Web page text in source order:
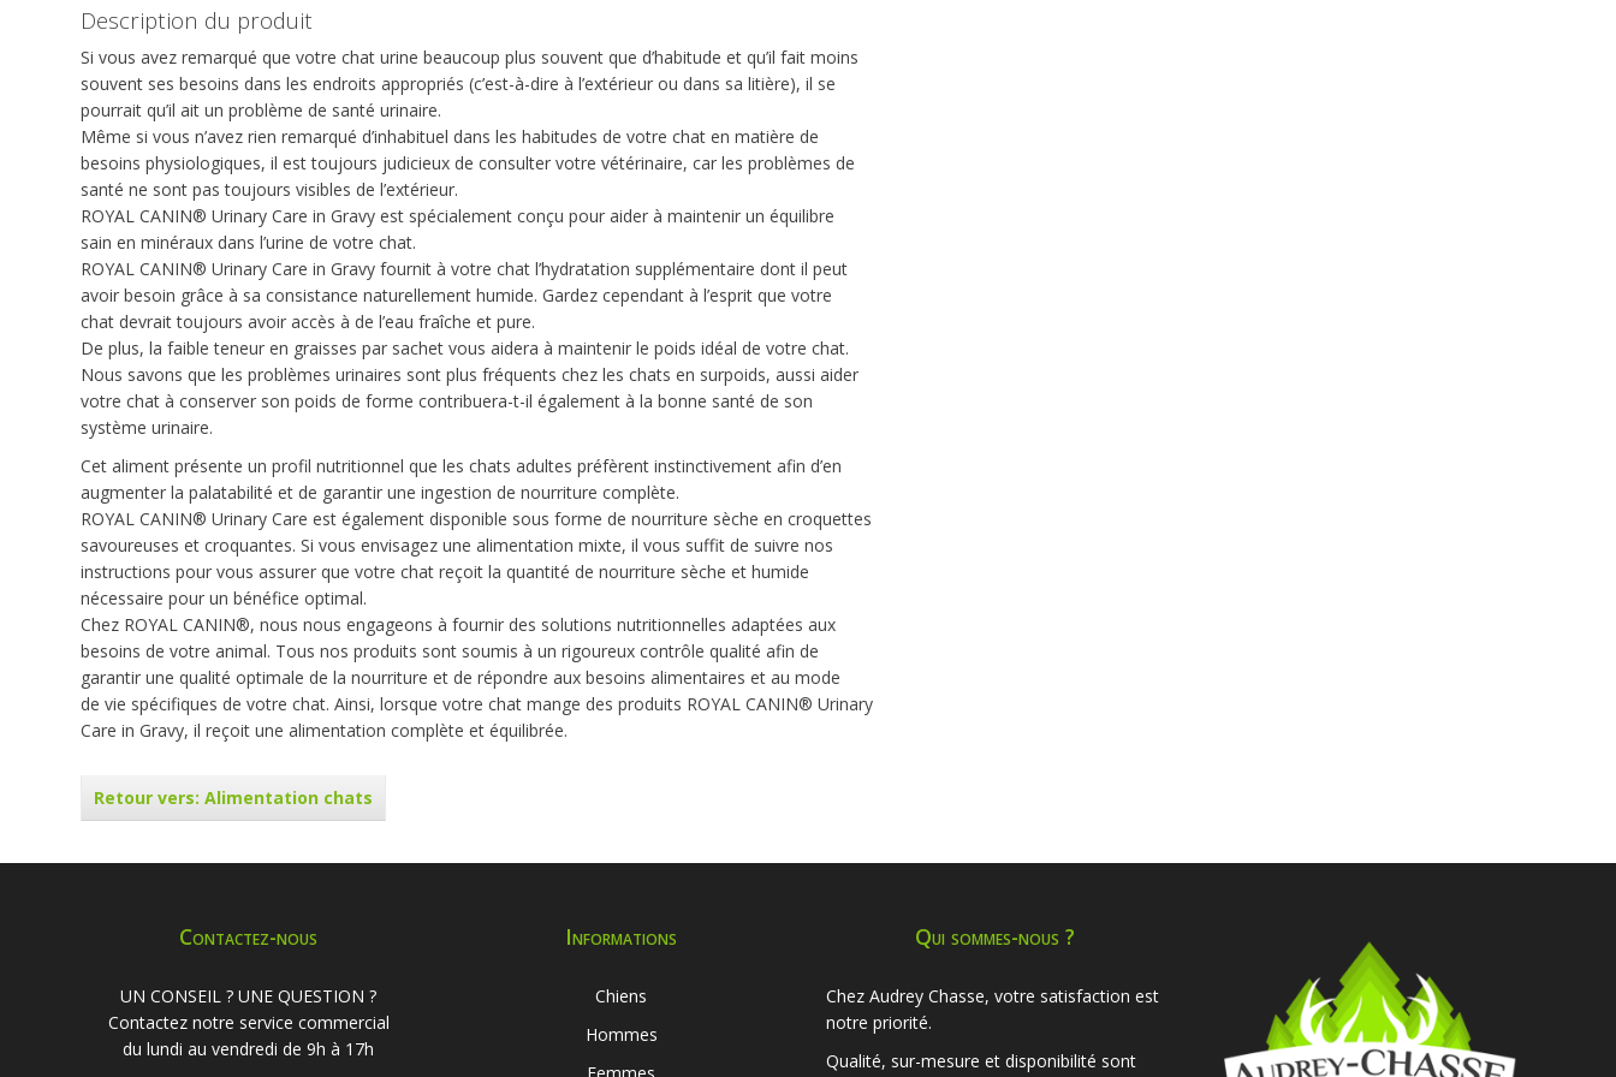
Description du produit
Si vous avez remarqué que votre chat urine beaucoup plus souvent que d’habitude et qu’il fait moins
souvent ses besoins dans les endroits appropriés (c’est-à-dire à l’extérieur ou dans sa litière), il se
pourrait qu’il ait un problème de santé urinaire.
Même si vous n’avez rien remarqué d’inhabituel dans les habitudes de votre chat en matière de
besoins physiologiques, il est toujours judicieux de consulter votre vétérinaire, car les problèmes de
santé ne sont pas toujours visibles de l’extérieur.
ROYAL CANIN® Urinary Care in Gravy est spécialement conçu pour aider à maintenir un équilibre
sain en minéraux dans l’urine de votre chat.
ROYAL CANIN® Urinary Care in Gravy fournit à votre chat l’hydratation supplémentaire dont il peut
avoir besoin grâce à sa consistance naturellement humide. Gardez cependant à l’esprit que votre
chat devrait toujours avoir accès à de l’eau fraîche et pure.
De plus, la faible teneur en graisses par sachet vous aidera à maintenir le poids idéal de votre chat.
Nous savons que les problèmes urinaires sont plus fréquents chez les chats en surpoids, aussi aider
votre chat à conserver son poids de forme contribuera-t-il également à la bonne santé de son
système urinaire.
Cet aliment présente un profil nutritionnel que les chats adultes préfèrent instinctivement afin d’en
augmenter la palatabilité et de garantir une ingestion de nourriture complète.
ROYAL CANIN® Urinary Care est également disponible sous forme de nourriture sèche en croquettes
savoureuses et croquantes. Si vous envisagez une alimentation mixte, il vous suffit de suivre nos
instructions pour vous assurer que votre chat reçoit la quantité de nourriture sèche et humide
nécessaire pour un bénéfice optimal.
Chez ROYAL CANIN®, nous nous engageons à fournir des solutions nutritionnelles adaptées aux
besoins de votre animal. Tous nos produits sont soumis à un rigoureux contrôle qualité afin de
garantir une qualité optimale de la nourriture et de répondre aux besoins alimentaires et au mode
de vie spécifiques de votre chat. Ainsi, lorsque votre chat mange des produits ROYAL CANIN® Urinary
Care in Gravy, il reçoit une alimentation complète et équilibrée.
Retour vers: Alimentation chats
Contactez-nous
UN CONSEIL ? UNE QUESTION ?
Contactez notre service commercial
du lundi au vendredi de 9h à 17h
Informations
Chiens
Hommes
Femmes
Qui sommes-nous ?
Chez Audrey Chasse, votre satisfaction est
notre priorité.
Qualité, sur-mesure et disponibilité sont